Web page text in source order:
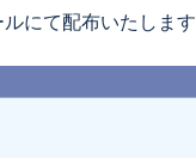
にて配布いたします